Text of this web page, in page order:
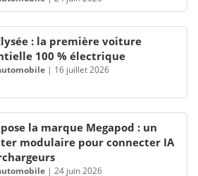
: la première voiture
100 % électrique
| 16 juillet 2026
la marque Megapod : un
modulaire pour connecter IA
| 24 juin 2026